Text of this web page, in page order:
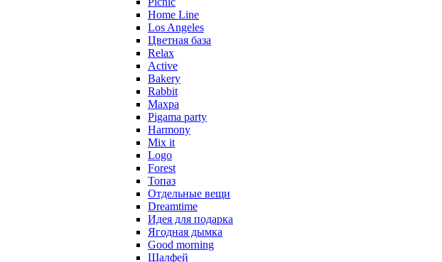
Home Line
Los Angeles
Цветная база
Relax
Active
Bakery
Rabbit
Махра
Pigama party
Harmony
Mix it
Logo
Forest
Топаз
Отдельные вещи
Dreamtime
Идея для подарка
Ягодная дымка
Good morning
Шалфей